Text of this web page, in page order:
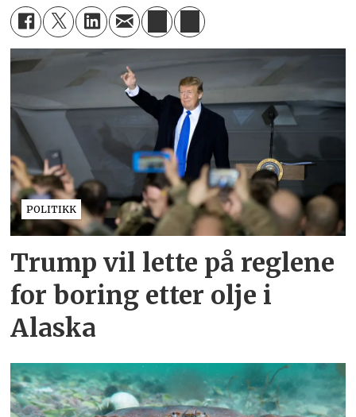
POLITIKK
Trump vil lette på reglene
for boring etter olje i
Alaska